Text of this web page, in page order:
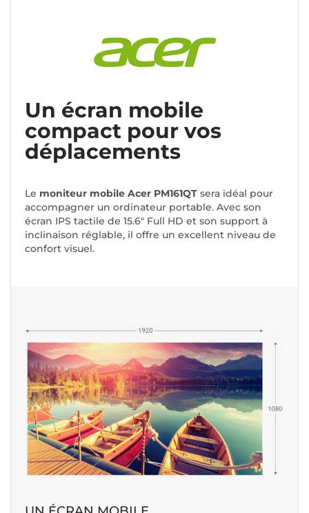
Un écran mobile
compact pour vos
déplacements
Le moniteur mobile Acer PM161QT sera idéal pour
accompagner un ordinateur portable. Avec son
écran IPS tactile de 15.6" Full HD et son support à
inclinaison réglable, il offre un excellent niveau de
confort visuel.